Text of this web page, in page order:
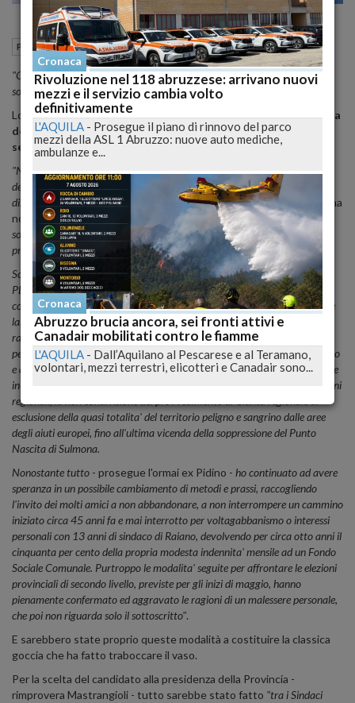
Politica L'Aquila (AQ) 31 Marzo 2015 13:21
"Con molta amarezza e rincrescimento personale, dopo un travaglio
sofferto e doloroso comunico la mia uscita dal Partito Democratico".
Lo comunicaEnio Mastrangioli, ex capogruppo Pd alla Provincia
dell'Aquila che ha restituito la tessera del partito 2014 al
segretario nazionale.
"Non mi sarei mai aspettato di dover fare una scelta simile dopo una vita
dedicata all'impegno politico e di Partito, con passione, dedizione e
disinteresse come da tanti riconosciuto; ma ci sono dei limiti- scrive in una
nota Mastrangioli -oltre i quali non e' possibile andare, pena il
soffocamento della propria dignita' e il divenire passivamente complice di
prassi, metodi, scelte e comportamenti inaccettabili.
Sono note a tutti le mie perplessita' circa un modo di concepire e gestire il
PD in questi ultimi anni, in particolare l'eccessiva cristallizzazione in
correnti e aree di pensiero, aventi caratteristiche piu' di spazi di potere che
laboratori di idee. Spazi utili, spesso, a garantire facili posizioni di potere e
rappresentanza, nel Partito e negli Enti, al di fuori dei quali non c'e' spazio
per le persone che intendono mantenere una propria autonomia di pensiero
e di critica. A queste perplessita' si aggiungono le forti contrarieta' espresse
in occasione della composizione delle liste e delle alleanze alle ultime elezioni
regionali, la non condivisione del provvedimento di Giunta regionale di
esclusione della quasi totalita' del territorio peligno e sangrino dalle aree
degli aiuti europei, fino all'ultima vicenda della soppressione del Punto
Nascita di Sulmona.
Nonostante tutto - prosegue l'ormai ex Pidino - ho continuato ad avere
speranza in un possibile cambiamento di metodi e prassi, raccogliendo
l'invito dei molti amici a non abbandonare, a non interrompere un cammino
iniziato circa 45 anni fa e mai interrotto per voltagabbanismo o interessi
personali con 13 anni di sindaco di Raiano, devolvendo per circa otto anni il
cinquanta per cento della propria modesta indennita' mensile ad un Fondo
Sociale Comunale. Purtroppo le modalita' seguite per affrontare le elezioni
provinciali di secondo livello, previste per gli inizi di maggio, hanno
pienamente confermato ed aggravato le ragioni di un malessere personale,
che poi non riguarda solo il sottoscritto".
E sarebbero state proprio queste modalità a costituire la classica
goccia che ha fatto traboccare il vaso.
Per la scelta del candidato alla presidenza della Provincia -
rimprovera Mastrangioli - tutto sarebbe stato fatto "tra i Sindaci
Cronaca
Rivoluzione nel 118 abruzzese: arrivano nuovi
mezzi e il servizio cambia volto
definitivamente
L'AQUILA - Prosegue il piano di rinnovo del parco
mezzi della ASL 1 Abruzzo: nuove auto mediche,
ambulanze e...
Cronaca
Abruzzo brucia ancora, sei fronti attivi e
Canadair mobilitati contro le fiamme
L'AQUILA - Dall’Aquilano al Pescarese e al Teramano,
volontari, mezzi terrestri, elicotteri e Canadair sono...